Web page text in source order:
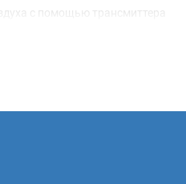
с помощью трансмиттера